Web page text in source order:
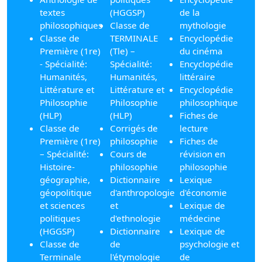
textes
philosophiques
Classe de
Première (1re)
- Spécialité:
Humanités,
Littérature et
Philosophie
(HLP)
Classe de
Première (1re)
– Spécialité:
Histoire-
géographie,
géopolitique
et sciences
politiques
(HGGSP)
Classe de
Terminale
(HGGSP)
Classe de
TERMINALE
(Tle) –
Spécialité:
Humanités,
Littérature et
Philosophie
(HLP)
Corrigés de
philosophie
Cours de
philosophie
Dictionnaire
d'anthropologie
et
d'ethnologie
Dictionnaire
de
l'étymologie
de la
mythologie
Encyclopédie
du cinéma
Encyclopédie
littéraire
Encyclopédie
philosophique
Fiches de
lecture
Fiches de
révision en
philosophie
Lexique
d'économie
Lexique de
médecine
Lexique de
psychologie et
de